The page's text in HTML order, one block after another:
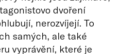
dvoření
nerozvíjejí. To
samých, ale také
vyprávění, které je